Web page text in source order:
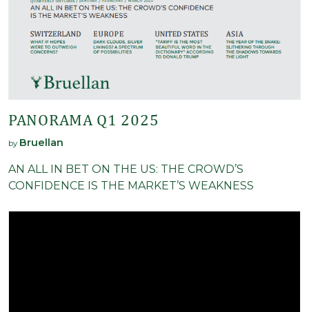
PANORAMA Q1 2025
by Bruellan
AN ALL IN BET ON THE US: THE CROWD’S
CONFIDENCE IS THE MARKET’S WEAKNESS